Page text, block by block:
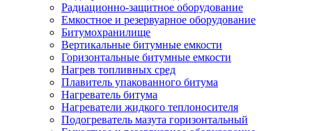
Радиационно-защитное оборудование
Емкостное и резервуарное оборудование
Битумохранилище
Вертикальные битумные емкости
Горизонтальные битумные емкости
Нагрев топливных сред
Плавитель упакованного битума
Нагреватель битума
Нагреватели жидкого теплоносителя
Подогреватель мазута горизонтальный